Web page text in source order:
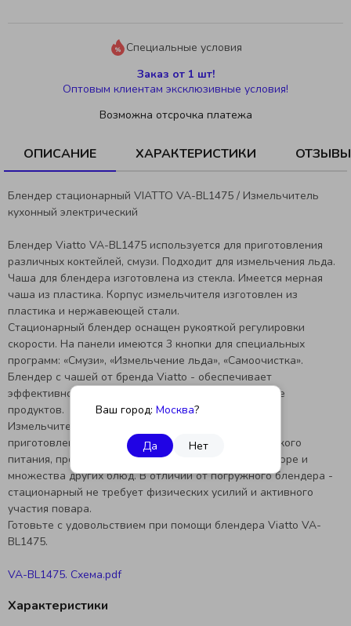
Ваш город: Москва?
Да Нет
Специальные условия
Заказ от 1 шт!
Оптовым клиентам эксклюзивные условия!
Возможна отсрочка платежа
ОПИСАНИЕ ХАРАКТЕРИСТИКИ ОТЗЫВЫ
Блендер стационарный VIATTO VA-BL1475 / Измельчитель
кухонный электрический
Блендер Viatto VA-BL1475 используется для приготовления
различных коктейлей, смузи. Подходит для измельчения льда.
Чаша для блендера изготовлена из стекла. Имеется мерная
чаша из пластика. Корпус измельчителя изготовлен из
пластика и нержавеющей стали.
Стационарный блендер оснащен рукояткой регулировки
скорости. На панели имеются 3 кнопки для специальных
программ: «Смузи», «Измельчение льда», «Самоочистка».
Блендер с чашей от бренда Viatto - обеспечивает
эффективное и быстрое измельчение и смешивание
продуктов.
Измельчитель – незаменимая кухонная техника для
приготовления смузи, милкшейков, домашнего детского
питания, протеиновых и детокс-коктейлей, супов-пюре и
множества других блюд. В отличии от погружного блендера -
стационарный не требует физических усилий и активного
участия повара.
Готовьте с удовольствием при помощи блендера Viatto VA-
BL1475.
VA-BL1475. Схема.pdf
Характеристики